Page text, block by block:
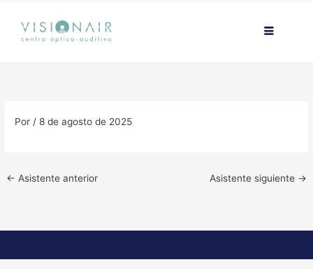
contenido
Por/ 8 de agosto de 2025
← Asistente anterior Asistente siguiente →